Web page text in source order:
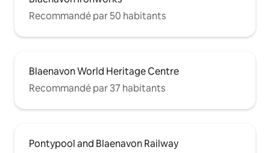
Recommandé par 50 habitants
Blaenavon World Heritage Centre
Recommandé par 37 habitants
Pontypool and Blaenavon Railway